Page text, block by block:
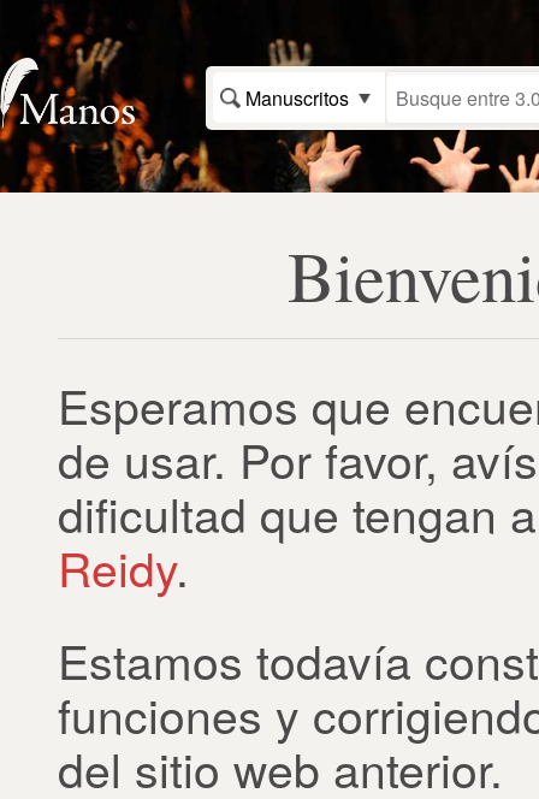
Manuscritos
Esperamos que
de usar. Por favor,
dificultad que tengan
Reidy.
Estamos todavía
funciones y
del sitio web anterior.